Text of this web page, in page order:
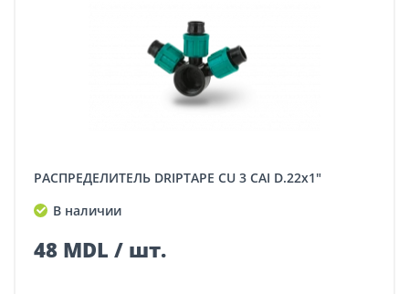
РАСПРЕДЕЛИТЕЛЬ DRIPTAPE CU 3 CAI D.22x1"
В наличии
48 MDL / шт.